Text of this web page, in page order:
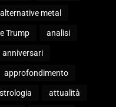
alternative metal
Trump analisi
anniversari
approfondimento
attualità